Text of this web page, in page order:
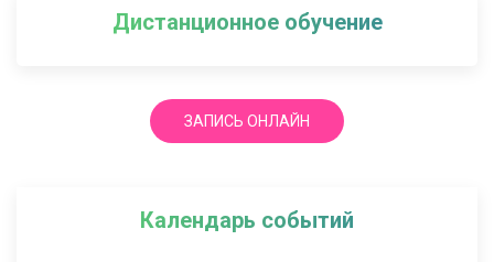
Дистанционное обучение
ЗАПИСЬ ОНЛАЙН
Календарь событий